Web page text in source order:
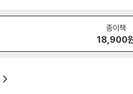
종이책
18,900